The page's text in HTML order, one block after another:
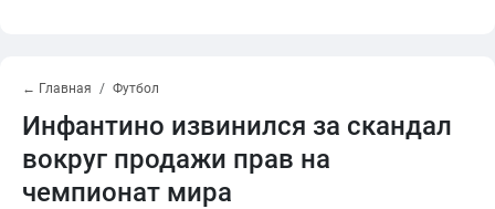
← Главная Футбол
Инфантино извинился за скандал
вокруг продажи прав на
чемпионат мира